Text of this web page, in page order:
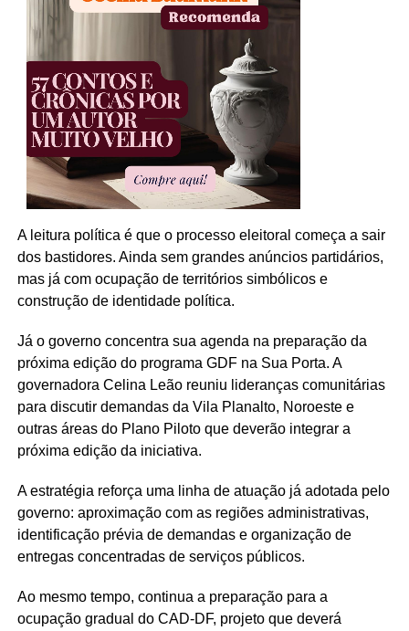
A leitura política é que o processo eleitoral começa a sair
dos bastidores. Ainda sem grandes anúncios partidários,
mas já com ocupação de territórios simbólicos e
construção de identidade política.
Já o governo concentra sua agenda na preparação da
próxima edição do programa GDF na Sua Porta. A
governadora Celina Leão reuniu lideranças comunitárias
para discutir demandas da Vila Planalto, Noroeste e
outras áreas do Plano Piloto que deverão integrar a
próxima edição da iniciativa.
A estratégia reforça uma linha de atuação já adotada pelo
governo: aproximação com as regiões administrativas,
identificação prévia de demandas e organização de
entregas concentradas de serviços públicos.
Ao mesmo tempo, continua a preparação para a
ocupação gradual do CAD-DF, projeto que deverá